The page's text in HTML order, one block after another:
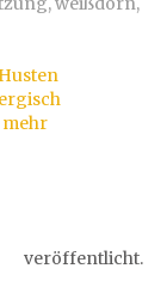
mehr